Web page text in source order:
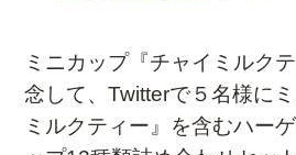
ミニカップ『チャイミルク
念して、Twitterで５名様に
ミルクティー』を含むハー